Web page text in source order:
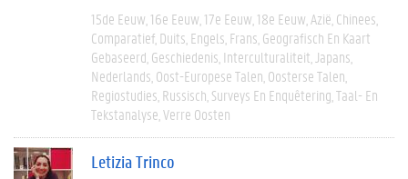
15de Eeuw 16e Eeuw 17e Eeuw 18e Eeuw Azië Chinees
Comparatief Duits Engels Frans Geografisch En Kaart
Gebaseerd Geschiedenis Interculturaliteit Japans
Nederlands Oost-Europese Talen Oosterse Talen
Regiostudies Russisch Surveys En Enquêtering Taal- En
Tekstanalyse Verre Oosten
Letizia Trinco